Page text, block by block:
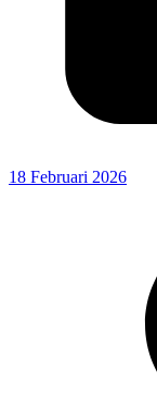
18 Februari 2026